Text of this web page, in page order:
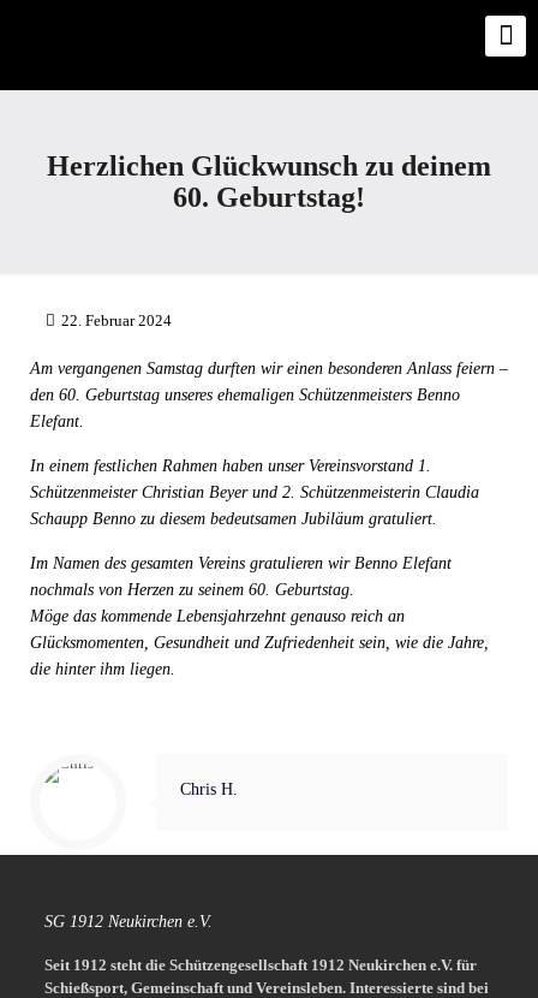
Herzlichen Glückwunsch zu deinem
60. Geburtstag!
22. Februar 2024
Am vergangenen Samstag durften wir einen besonderen Anlass feiern –
den 60. Geburtstag unseres ehemaligen Schützenmeisters Benno
Elefant.
In einem festlichen Rahmen haben unser Vereinsvorstand 1.
Schützenmeister Christian Beyer und 2. Schützenmeisterin Claudia
Schaupp Benno zu diesem bedeutsamen Jubiläum gratuliert.
Im Namen des gesamten Vereins gratulieren wir Benno Elefant
nochmals von Herzen zu seinem 60. Geburtstag.
Möge das kommende Lebensjahrzehnt genauso reich an
Glücksmomenten, Gesundheit und Zufriedenheit sein, wie die Jahre,
die hinter ihm liegen.
Chris H.
SG 1912 Neukirchen e.V.
Seit 1912 steht die Schützengesellschaft 1912 Neukirchen e.V. für
Schießsport, Gemeinschaft und Vereinsleben. Interessierte sind bei